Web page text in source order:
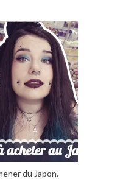
du Japon.